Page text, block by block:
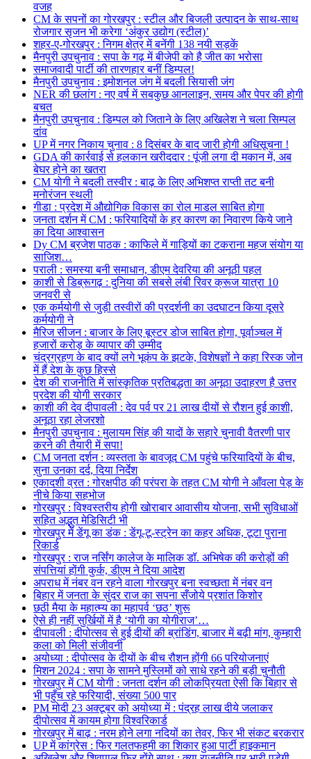
वजह
CM के सपनों का गोरखपुर : स्टील और बिजली उत्पादन के साथ-साथ
रोजगार सृजन भी करेगा ‘अंकुर उद्योग (स्टील)’
शहर-ए-गोरखपुर : निगम क्षेत्र में बनेंगी 138 नयी सड़कें
मैनपुरी उपचुनाव : सपा के गढ़ में बीजेपी को है जीत का भरोसा
समाजवादी पार्टी की तारणहार बनीं डिम्पल!
मैनपुरी उपचुनाव : इमोशनल जंग में बदली सियासी जंग
NER की छलांग : नए वर्ष में सबकुछ आनलाइन, समय और पेपर की होगी
बचत
मैनपुरी उपचुनाव : डिम्पल को जिताने के लिए अखिलेश ने चला सिम्पल
दांव
UP में नगर निकाय चुनाव : 8 दिसंबर के बाद जारी होगी अधिसूचना !
GDA की कार्रवाई से हलकान खरीददार : पूंजी लगा दी मकान में, अब
बेघर होने का खतरा
CM योगी ने बदली तस्वीर : बाढ़ के लिए अभिशप्त राप्ती तट बनी
मनोरंजन स्थली
गीडा : प्रदेश में औद्योगिक विकास का रोल माडल साबित होगा
जनता दर्शन में CM : फरियादियों के हर कारण का निवारण किये जाने
का दिया आश्वासन
Dy CM ब्रजेश पाठक : काफिले में गाड़ियों का टकराना महज संयोग या
साजिश…
पराली : समस्या बनी समाधान, डीएम देवरिया की अनूठी पहल
काशी से डिब्रूगढ़ : दुनिया की सबसे लंबी रिवर क्रूज यात्रा 10
जनवरी से
एक कर्मयोगी से जुड़ी तस्वीरों की प्रदर्शनी का उदघाटन किया दूसरे
कर्मयोगी ने
मैरिज सीजन : बाजार के लिए बूस्टर डोज साबित होगा, पूर्वाञ्चल में
हजारों करोड़ के व्यापार की उम्मीद
चंद्रग्रहण के बाद क्यों लगे भूकंप के झटके, विशेषज्ञों ने कहा रिस्क जोन
में हैं देश के कुछ हिस्से
देश की राजनीति में सांस्कृतिक प्रतिबद्धता का अनूठा उदाहरण है उत्तर
प्रदेश की योगी सरकार
काशी की देव दीपावली : देव पर्व पर 21 लाख दीयों से रौशन हुई काशी,
अनूठा रहा लेजरशो
मैनपुरी उपचुनाव : मुलायम सिंह की यादों के सहारे चुनावी वैतरणी पार
करने की तैयारी में सपा!
CM जनता दर्शन : व्यस्तता के बावजूद CM पहुंचे फरियादियों के बीच,
सुना उनका दर्द, दिया निर्देश
एकादशी व्रत : गोरक्षपीठ की परंपरा के तहत CM योगी ने आँवला पेड़ के
नीचे किया सहभोज
गोरखपुर : विश्वस्तरीय होगी खोराबार आवासीय योजना, सभी सुविधाओं
सहित अद्भुत मेडिसिटी भी
गोरखपुर में डेंगू का डंक : डेंगू-टू-स्ट्रेन का कहर अधिक, टूटा पुराना
रिकार्ड
गोरखपुर : राज नर्सिंग कालेज के मालिक डॉ. अभिषेक की करोड़ों की
संपत्तियां होंगी कुर्क, डीएम ने दिया आदेश
अपराध में नंबर वन रहने वाला गोरखपुर बना स्वच्छता में नंबर वन
बिहार में जनता के सुंदर राज का सपना सँजोये प्रशांत किशोर
छठी मैया के महात्म्य का महापर्व ‘छठ’ शुरू
ऐसे ही नहीं सुर्खियों में है ‘योगी का योगीराज’…
दीपावली : दीपोत्सव से हुई दीयों की ब्रांडिंग, बाजार में बढ़ी मांग, कुम्हारी
कला को मिली संजीवनी
अयोध्या : दीपोत्सव के दीयों के बीच रौशन होंगी 66 परियोजनाएं
मिशन 2024 : सपा के सामने मुस्लिमों को साधे रहने की बड़ी चुनौती
गोरखपुर में CM योगी : जनता दर्शन की लोकप्रियता ऐसी कि बिहार से
भी पहुँच रहे फरियादी, संख्या 500 पार
PM मोदी 23 अक्टूबर को अयोध्या में : पंद्रह लाख दीये जलाकर
दीपोत्सव में कायम होगा विश्वरिकार्ड
गोरखपुर में बाढ़ : नरम होने लगा नदियों का तेवर, फिर भी संकट बरकरार
UP में कांग्रेस : फिर गलतफहमी का शिकार हुआ पार्टी हाइकमान